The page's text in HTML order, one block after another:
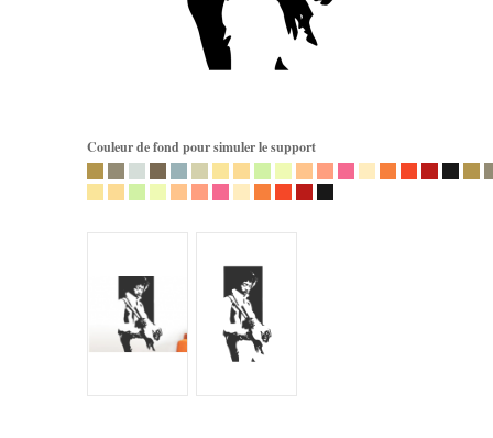
Couleur de fond pour simuler le support